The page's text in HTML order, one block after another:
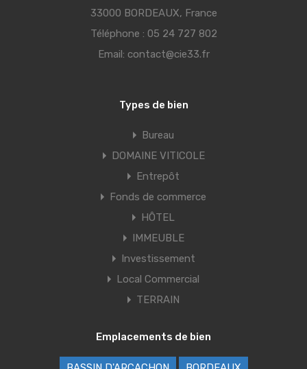
33000 BORDEAUX, France
Téléphone : 05 24 727 802
Email: contact@cie33.fr
Types de bien
Bureau
DOMAINE VITICOLE
Entrepôt
Fonds de commerce
HÔTEL
IMMEUBLE
Investissement
Local Commercial
TERRAIN
Emplacements de bien